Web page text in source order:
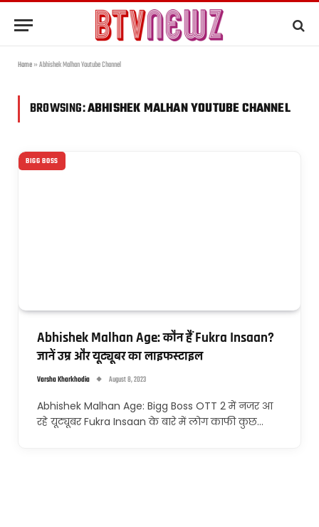
Home»Abhishek Malhan Youtube Channel
BROWSING:ABHISHEK MALHAN YOUTUBE CHANNEL
BIGG BOSS
Abhishek Malhan Age: कौन हैं Fukra Insaan?
जानें उम्र और यूट्यूबर का लाइफस्टाइल
Varsha Kharkhodia August 8, 2023
Abhishek Malhan Age: Bigg Boss OTT 2 में नजर आ
रहे यूट्यूबर Fukra Insaan के बारे में लोग काफी कुछ…